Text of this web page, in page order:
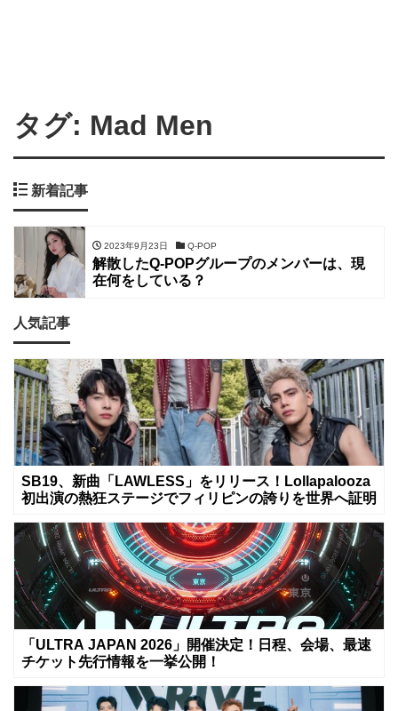
タグ: Mad Men
新着記事
2023年9月23日 Q-POP
解散したQ-POPグループのメンバーは、現
在何をしている？
人気記事
SB19、新曲「LAWLESS」をリリース！Lollapalooza
初出演の熱狂ステージでフィリピンの誇りを世界へ証明
「ULTRA JAPAN 2026」開催決定！日程、会場、最速
チケット先行情報を一挙公開！